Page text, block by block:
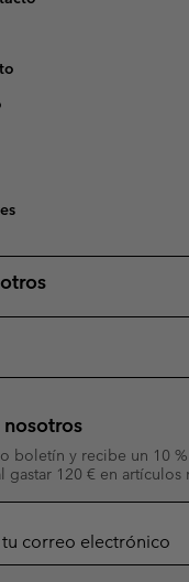
boletín y recibe un 10
120 € en artículos